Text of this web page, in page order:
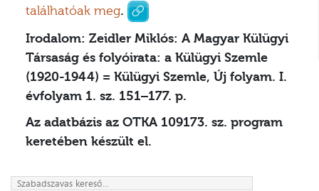
találhatóak meg.
Irodalom: Zeidler Miklós: A Magyar Külügyi
Társaság és folyóirata: a Külügyi Szemle
(1920-1944) = Külügyi Szemle, Új folyam. I.
évfolyam 1. sz. 151–177. p.
Az adatbázis az OTKA 109173. sz. program
keretében készült el.